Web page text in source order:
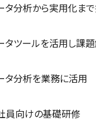
タ分析から実用化ま
タツールを活用し課
タ分析を業務に活用
員向けの基礎研修